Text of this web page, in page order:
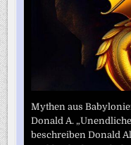
Mythen aus
Donald A.
beschreiben Donald